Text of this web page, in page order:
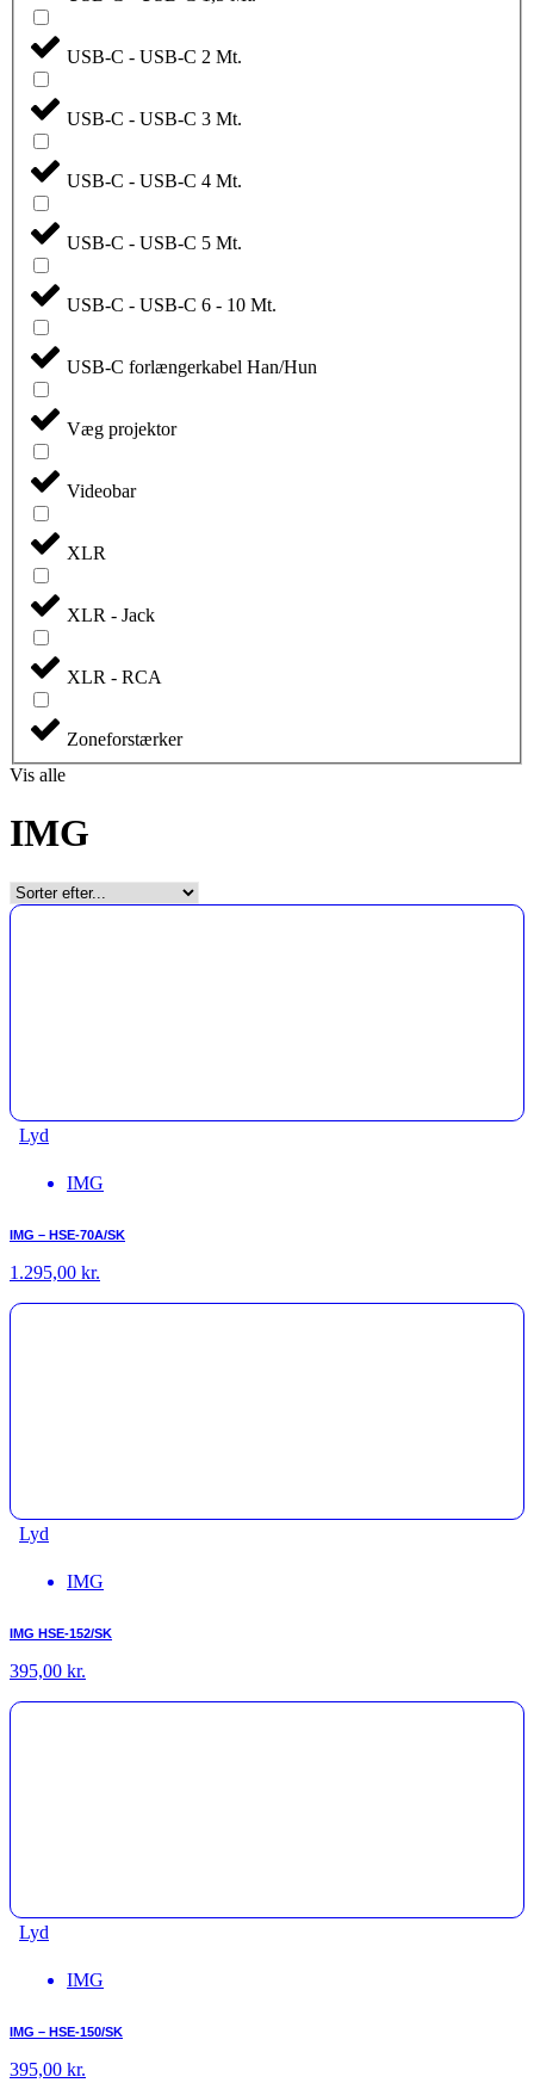
USB-C - USB-C 2 Mt.
USB-C - USB-C 3 Mt.
USB-C - USB-C 4 Mt.
USB-C - USB-C 5 Mt.
USB-C - USB-C 6 - 10 Mt.
USB-C forlængerkabel Han/Hun
Væg projektor
Videobar
XLR
XLR - Jack
XLR - RCA
Zoneforstærker
Vis alle
IMG
Lyd
IMG
IMG – HSE-70A/SK
1.295,00 kr.
Lyd
IMG
IMG HSE-152/SK
395,00 kr.
Lyd
IMG
IMG – HSE-150/SK
395,00 kr.